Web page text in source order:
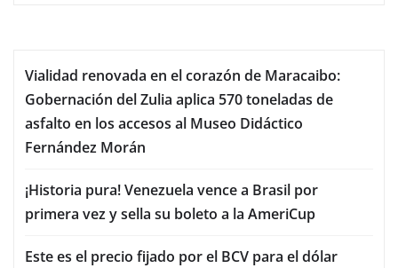
Vialidad renovada en el corazón de Maracaibo:
Gobernación del Zulia aplica 570 toneladas de
asfalto en los accesos al Museo Didáctico
Fernández Morán
¡Historia pura! Venezuela vence a Brasil por
primera vez y sella su boleto a la AmeriCup
Este es el precio fijado por el BCV para el dólar